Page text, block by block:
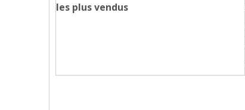
les plus vendus